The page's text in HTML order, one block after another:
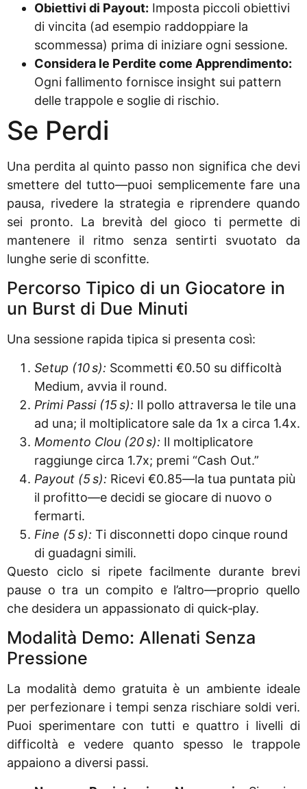
Obiettivi di Payout: Imposta piccoli obiettivi
di vincita (ad esempio raddoppiare la
scommessa) prima di iniziare ogni sessione.
Considera le Perdite come Apprendimento:
Ogni fallimento fornisce insight sui pattern
delle trappole e soglie di rischio.
Se Perdi
Una perdita al quinto passo non significa che devi
smettere del tutto—puoi semplicemente fare una
pausa, rivedere la strategia e riprendere quando
sei pronto. La brevità del gioco ti permette di
mantenere il ritmo senza sentirti svuotato da
lunghe serie di sconfitte.
Percorso Tipico di un Giocatore in
un Burst di Due Minuti
Una sessione rapida tipica si presenta così:
Setup (10 s): Scommetti €0.50 su difficoltà
Medium, avvia il round.
Primi Passi (15 s): Il pollo attraversa le tile una
ad una; il moltiplicatore sale da 1x a circa 1.4x.
Momento Clou (20 s): Il moltiplicatore
raggiunge circa 1.7x; premi “Cash Out.”
Payout (5 s): Ricevi €0.85—la tua puntata più
il profitto—e decidi se giocare di nuovo o
fermarti.
Fine (5 s): Ti disconnetti dopo cinque round
di guadagni simili.
Questo ciclo si ripete facilmente durante brevi
pause o tra un compito e l’altro—proprio quello
che desidera un appassionato di quick‑play.
Modalità Demo: Allenati Senza
Pressione
La modalità demo gratuita è un ambiente ideale
per perfezionare i tempi senza rischiare soldi veri.
Puoi sperimentare con tutti e quattro i livelli di
difficoltà e vedere quanto spesso le trappole
appaiono a diversi passi.